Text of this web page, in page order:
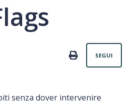
PRINT
SEGUI
senza dover intervenire